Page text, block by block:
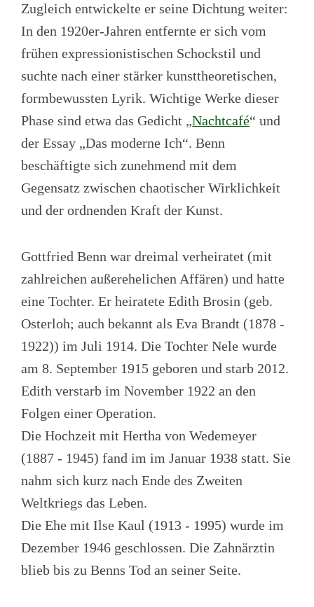
Zugleich entwickelte er seine Dichtung weiter:
In den 1920er-Jahren entfernte er sich vom
frühen expressionistischen Schockstil und
suchte nach einer stärker kunsttheoretischen,
formbewussten Lyrik. Wichtige Werke dieser
Phase sind etwa das Gedicht „Nachtcafé“ und
der Essay „Das moderne Ich“. Benn
beschäftigte sich zunehmend mit dem
Gegensatz zwischen chaotischer Wirklichkeit
und der ordnenden Kraft der Kunst.
Gottfried Benn war dreimal verheiratet (mit
zahlreichen außerehelichen Affären) und hatte
eine Tochter. Er heiratete Edith Brosin (geb.
Osterloh; auch bekannt als Eva Brandt (1878 -
1922)) im Juli 1914. Die Tochter Nele wurde
am 8. September 1915 geboren und starb 2012.
Edith verstarb im November 1922 an den
Folgen einer Operation.
Die Hochzeit mit Hertha von Wedemeyer
(1887 - 1945) fand im im Januar 1938 statt. Sie
nahm sich kurz nach Ende des Zweiten
Weltkriegs das Leben.
Die Ehe mit Ilse Kaul (1913 - 1995) wurde im
Dezember 1946 geschlossen. Die Zahnärztin
blieb bis zu Benns Tod an seiner Seite.